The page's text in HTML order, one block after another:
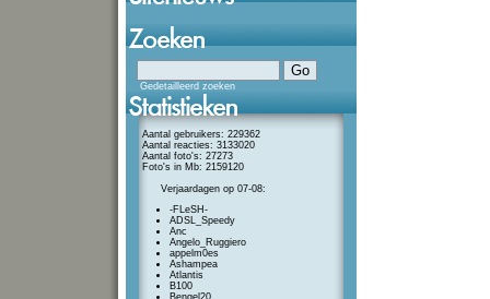
Gedetailleerd zoeken
Aantal gebruikers: 229362
Aantal reacties: 3133020
Aantal foto's: 27273
Foto's in Mb: 2159120
Verjaardagen op 07-08:
-FLeSH-
ADSL_Speedy
Anc
Angelo_Ruggiero
appelm0es
Ashampea
Atlantis
B100
Bengel20